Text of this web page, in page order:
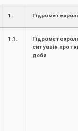
1.
1.1.
ситуація
доби